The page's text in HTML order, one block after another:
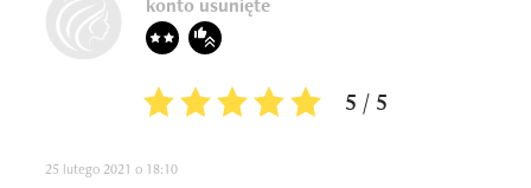
5 / 5
25 lutego 2021 o 18:10